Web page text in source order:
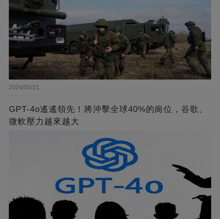
2024/05/21
GPT-4o遙遙領先！將沖擊全球40%的崗位，谷歌、
微軟壓力越來越大